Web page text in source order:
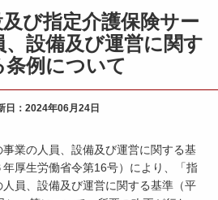
び指定介護保険サー
、設備及び運営に関す
例について
日： 2024年06月24日
業の人員、設備及び運営に関する基
厚生労働省令第16号）により、「指
員、設備及び運営に関する基準（平